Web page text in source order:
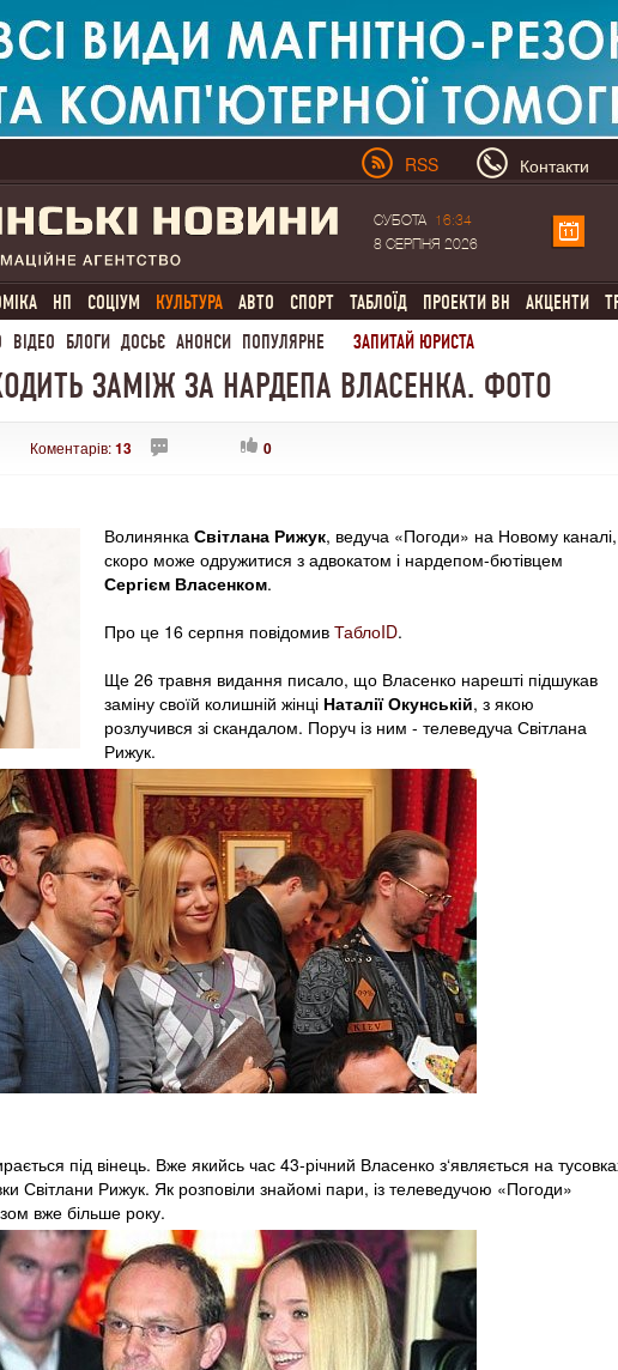
RSS Контакти
СУБОТА
16:34
8 СЕРПНЯ 2026
НП СОЦІУМ КУЛЬТУРА АВТО СПОРТ ТАБЛОЇД ПРОЕКТИ ВН АКЦЕНТИ
ВІДЕО БЛОГИ ДОСЬЄ АНОНСИ ПОПУЛЯРНЕ ЗАПИТАЙ ЮРИСТА
ЗАМІЖ ЗА НАРДЕПА ВЛАСЕНКА. ФОТО
Коментарів:13 0
Волинянка Світлана Рижук, ведуча «Погоди» на Новому каналі,
скоро може одружитися з адвокатом і нардепом-бютівцем
Сергієм Власенком.
Про це 16 серпня повідомив ТаблоID.
Ще 26 травня видання писало, що Власенко нарешті підшукав
заміну своїй колишній жінці Наталії Окунській, з якою
розлучився зі скандалом. Поруч із ним - телеведуча Світлана
Рижук.
під вінець. Вже якийсь час 43-річний Власенко з‘являється на
Світлани Рижук. Як розповіли знайомі пари, із телеведучою «Погоди»
вже більше року.